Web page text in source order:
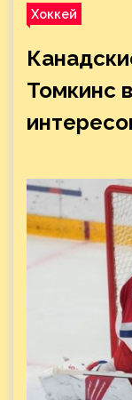
Хоккей
Томкинс